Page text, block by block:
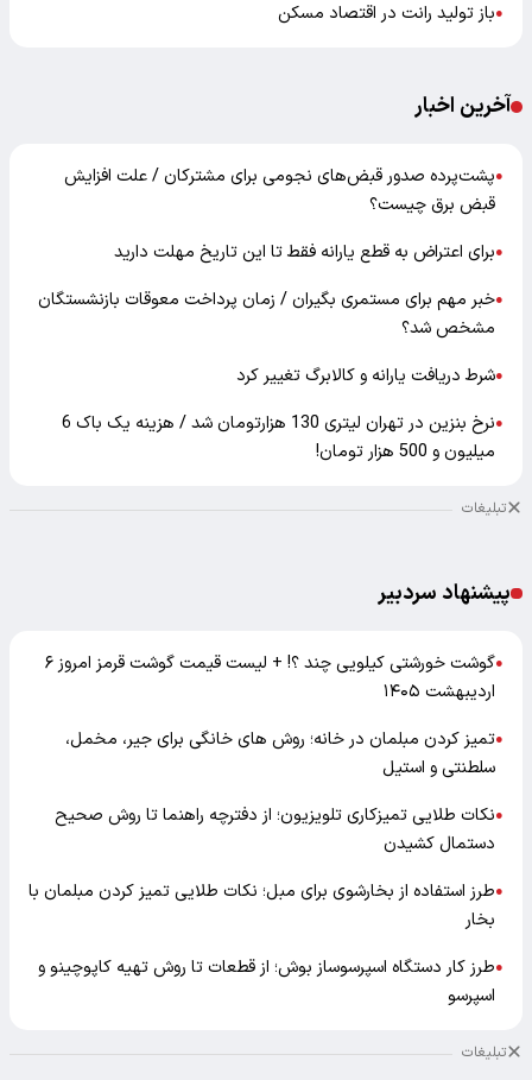
●باز تولید رانت در اقتصاد مسکن
آخرین اخبار
●پشت‌پرده صدور قبض‌های نجومی برای مشترکان / علت افزایش
قبض برق چیست؟
●برای اعتراض به قطع یارانه فقط تا این تاریخ مهلت دارید
●خبر مهم برای مستمری بگیران / زمان پرداخت معوقات بازنشستگان
مشخص شد؟
●شرط دریافت یارانه و کالابرگ تغییر کرد
●
نرخ بنزین در تهران لیتری 130 هزارتومان شد / هزینه یک باک 6
میلیون و 500 هزار تومان!
تبلیغات
پیشنهاد سردبیر
●
گوشت خورشتی کیلویی چند ؟! + لیست قیمت گوشت قرمز امروز ۶
اردیبهشت ۱۴۰۵
●تمیز کردن مبلمان در خانه؛ روش های خانگی برای جیر، مخمل،
سلطنتی و استیل
●نکات طلایی تمیزکاری تلویزیون؛ از دفترچه راهنما تا روش صحیح
دستمال کشیدن
●طرز استفاده از بخارشوی برای مبل؛ نکات طلایی تمیز کردن مبلمان با
بخار
●طرز کار دستگاه اسپرسوساز بوش؛ از قطعات تا روش تهیه کاپوچینو و
اسپرسو
تبلیغات